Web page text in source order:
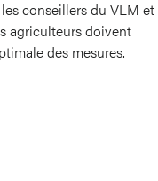
conseillers du VLM et
agriculteurs doivent
des mesures.